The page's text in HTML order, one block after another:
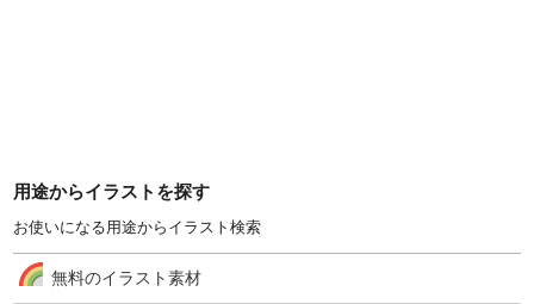
用途からイラストを探す
お使いになる用途からイラスト検索
無料のイラスト素材